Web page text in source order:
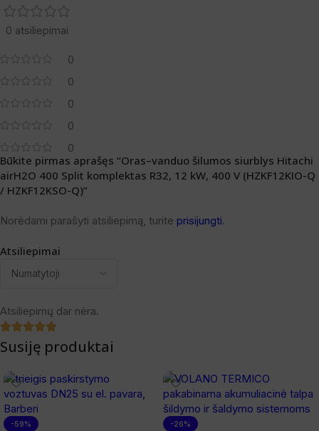
0 atsiliepimai
0
0
0
0
0
Atsiliepimai
Atsiliepimų dar nėra.
Būkite pirmas aprašęs “Oras–vanduo šilumos siurblys Hitachi
airH2O 400 Split komplektas R32, 12 kW, 400 V (HZKF12KIO-Q
/ HZKF12KSO-Q)”
Norėdami parašyti atsiliepimą, turite prisijungti.
Susiję produktai
-59% -26%